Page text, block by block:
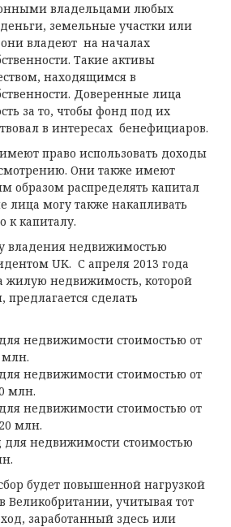
владельцами любых
деньги, земельные участки или
владеют на началах
Такие активы
находящимся в
Доверенные лица
за то, чтобы фонд под их
в интересах бенефициаров.
право использовать доходы
Они также имеют
образом распределять капитал
лица могу также накапливать
к капиталу.
владения недвижимостью
UK. С апреля 2013 года
жилую недвижимость, которой
сделать
для недвижимости стоимостью от
млн.
для недвижимости стоимостью от
млн.
для недвижимости стоимостью от
млн.
для недвижимости стоимостью
будет повышенной нагрузкой
Великобритании, учитывая тот
заработанный здесь или